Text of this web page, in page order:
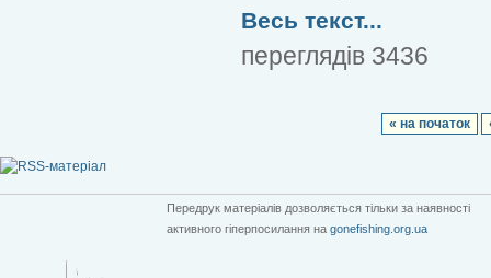
Весь текст...
переглядів 3436
« на початок
Передрук матеріалів дозволяється тільки за наявності
активного гіперпосилання на gonefishing.org.ua